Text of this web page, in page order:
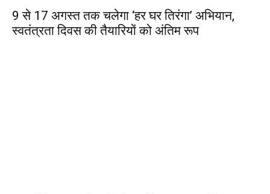
9 से 17 अगस्त तक चलेगा ‘हर घर तिरंगा’ अभियान,
स्वतंत्रता दिवस की तैयारियों को अंतिम रूप